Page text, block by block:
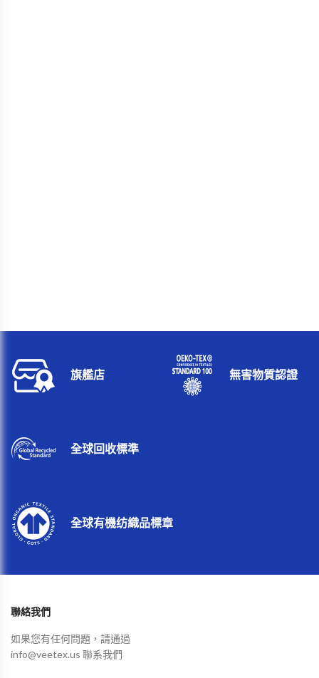
旗艦店 無害物質認證
全球回收標準
全球有機纺織品標章
聯絡我們
如果您有任何問題，請通過
info@veetex.us 聯系我們